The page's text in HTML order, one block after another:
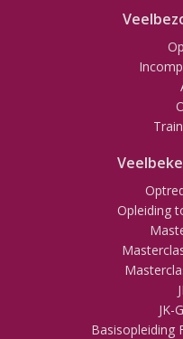
Opleiding
JK-
Basisopleiding